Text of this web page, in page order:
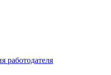
работодателя